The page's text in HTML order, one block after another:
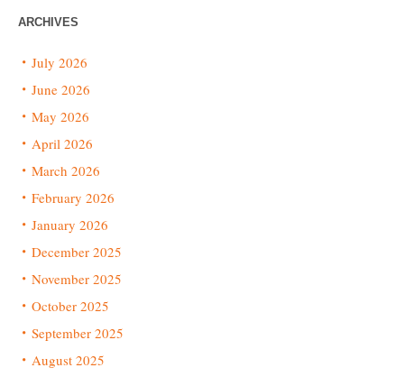
ARCHIVES
July 2026
June 2026
May 2026
April 2026
March 2026
February 2026
January 2026
December 2025
November 2025
October 2025
September 2025
August 2025